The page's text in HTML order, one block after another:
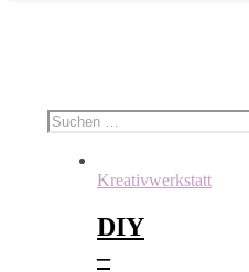
Kreativwerkstatt
DIY
–